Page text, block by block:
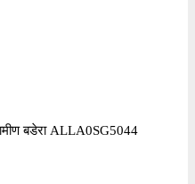
बडेरा ALLA0SG5044